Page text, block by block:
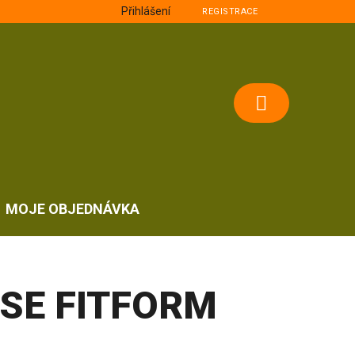
Přihlášení REGISTRACE
NÁKUPNÍ
MOJE OBJEDNÁVKA
FITFORM